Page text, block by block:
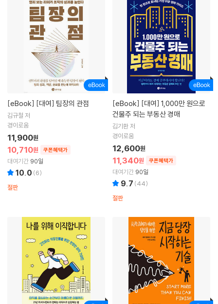
[eBook] [대여] 팀장의 관점
김규철 저
경이로움
10,710원 쿠폰혜택가
11,900원
대여기간 90일
10.0 (6)
절판
[eBook]
건물주 되는 부동산 경매
김기환 저
경이로움
11,340원 쿠폰혜택가
12,600원
대여기간 90일
9.7 (44)
절판